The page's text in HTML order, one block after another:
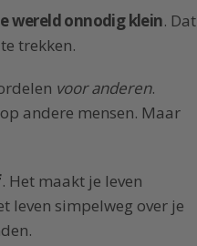
wereld onnodig klein. Dat
trekken.
voor anderen.
andere mensen. Maar
. Het maakt je leven
leven simpelweg over je